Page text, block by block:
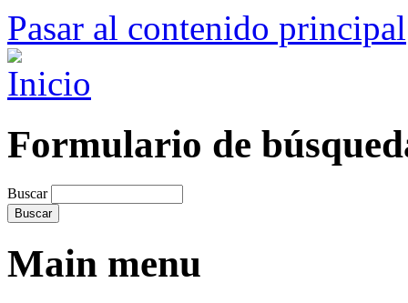
Pasar al contenido principal
Formulario de
Buscar
Main menu